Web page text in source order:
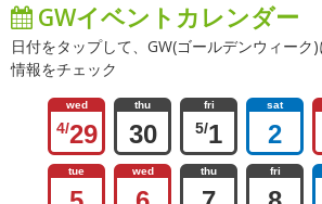
GWイベントカレンダー
日付をタップして、GW(ゴールデンウィーク
情報をチェック
wed
4/29
thu
30
fri
5/1
sat
2
tue wed thu fri